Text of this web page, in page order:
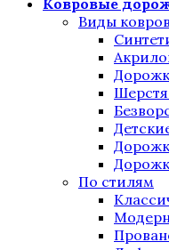
Ковровые
Виды
По стилям